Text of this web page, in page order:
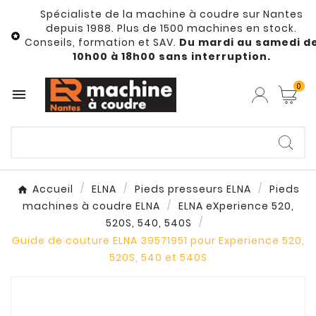

Spécialiste de la machine à coudre sur Nantes
depuis 1988. Plus de 1500 machines en stock.
Conseils, formation et SAV. Du mardi au samedi
10h00 à 18h00 sans interruption.
 0
Accueil ELNA Pieds presseurs ELNA
Pieds
machines à coudre ELNA
ELNA eXperience 520,
520S, 540, 540S
Guide de couture ELNA 39571951 pour Experience 520,
520S, 540 et 540S